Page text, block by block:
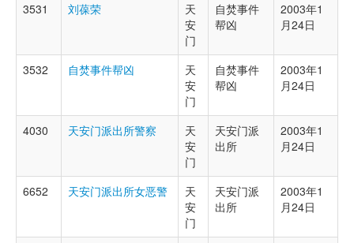
3531 刘葆荣
天
安
门
自焚事件
帮凶
2003年1
月24日
3532 自焚事件帮凶
天
安
门
自焚事件
帮凶
2003年1
月24日
4030 天安门派出所警察
天
安
门
天安门派
出所
2003年1
月24日
6652 天安门派出所女恶警
天
安
门
天安门派
出所
2003年1
月24日